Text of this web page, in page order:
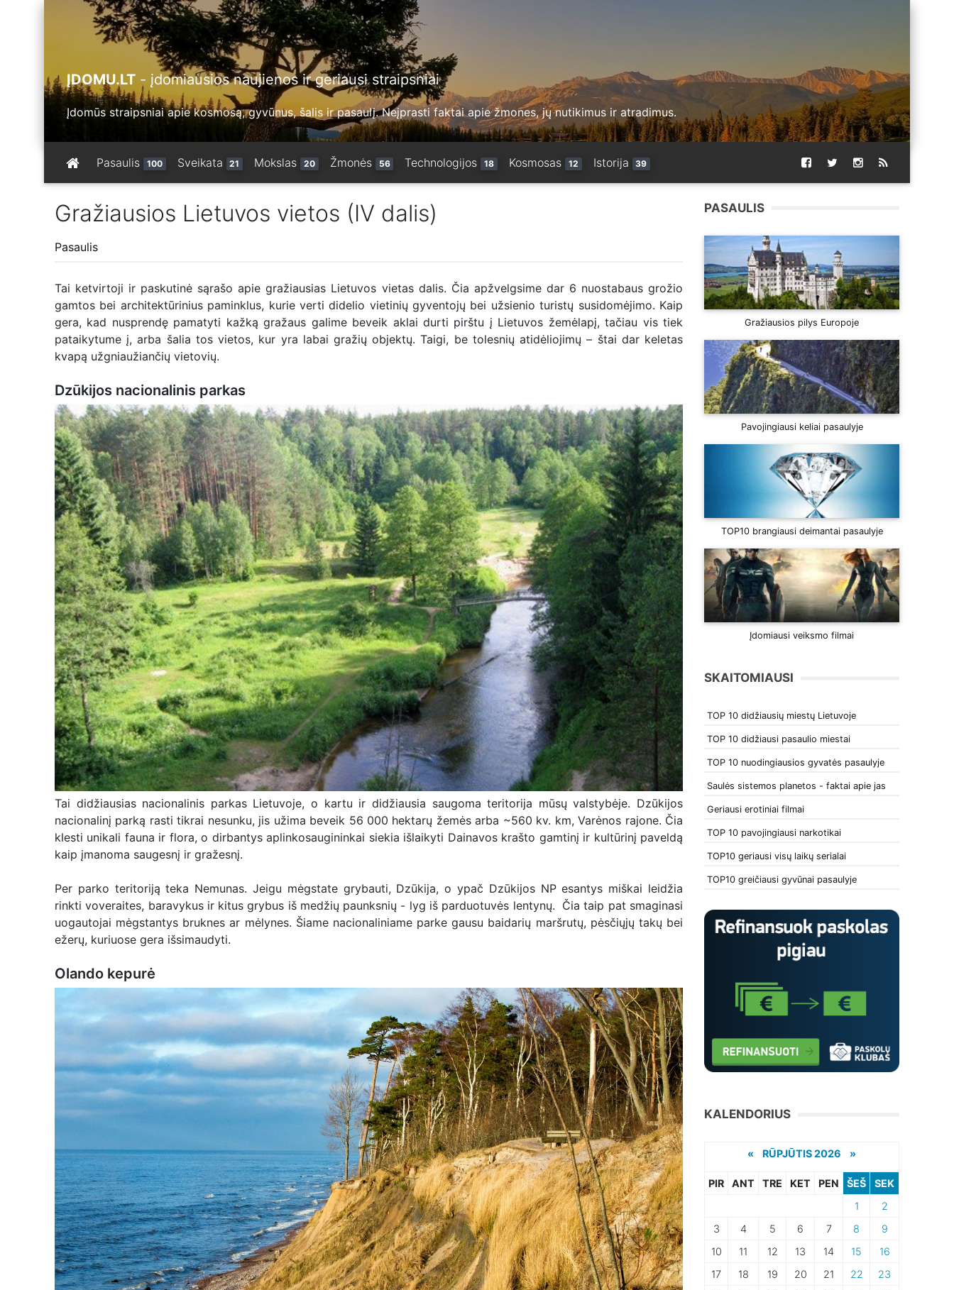
ĮDOMU.LT - įdomiausios naujienos ir geriausi straipsniai
Įdomūs straipsniai apie kosmosą, gyvūnus, šalis ir pasaulį. Neįprasti faktai apie žmones, jų nutikimus ir atradimus.
Pasaulis 100 Sveikata 21 Mokslas 20 Žmonės 56 Technologijos 18 Kosmosas 12 Istorija 39
Gražiausios Lietuvos vietos (IV dalis)
Pasaulis
Tai ketvirtoji ir paskutinė sąrašo apie gražiausias Lietuvos vietas dalis. Čia apžvelgsime dar 6 nuostabaus grožio
gamtos bei architektūrinius paminklus, kurie verti didelio vietinių gyventojų bei užsienio turistų susidomėjimo. Kaip
gera, kad nusprendę pamatyti kažką gražaus galime beveik aklai durti pirštu į Lietuvos žemėlapį, tačiau vis tiek
pataikytume į, arba šalia tos vietos, kur yra labai gražių objektų. Taigi, be tolesnių atidėliojimų – štai dar keletas
kvapą užgniaužiančių vietovių.
Dzūkijos nacionalinis parkas
Tai didžiausias nacionalinis parkas Lietuvoje, o kartu ir didžiausia saugoma teritorija mūsų valstybėje. Dzūkijos
nacionalinį parką rasti tikrai nesunku, jis užima beveik 56 000 hektarų žemės arba ~560 kv. km, Varėnos rajone. Čia
klesti unikali fauna ir flora, o dirbantys aplinkosaugininkai siekia išlaikyti Dainavos krašto gamtinį ir kultūrinį paveldą
kaip įmanoma saugesnį ir gražesnį.
Per parko teritoriją teka Nemunas. Jeigu mėgstate grybauti, Dzūkija, o ypač Dzūkijos NP esantys miškai leidžia
rinkti voveraites, baravykus ir kitus grybus iš medžių paunksnių - lyg iš parduotuvės lentynų. Čia taip pat smaginasi
uogautojai mėgstantys bruknes ar mėlynes. Šiame nacionaliniame parke gausu baidarių maršrutų, pėsčiųjų takų bei
ežerų, kuriuose gera išsimaudyti.
Olando kepurė
PASAULIS
Gražiausios pilys Europoje
Pavojingiausi keliai pasaulyje
TOP10 brangiausi deimantai pasaulyje
Įdomiausi veiksmo filmai
SKAITOMIAUSI
TOP 10 didžiausių miestų Lietuvoje
TOP 10 didžiausi pasaulio miestai
TOP 10 nuodingiausios gyvatės pasaulyje
Saulės sistemos planetos - faktai apie jas
Geriausi erotiniai filmai
TOP 10 pavojingiausi narkotikai
TOP10 geriausi visų laikų serialai
TOP10 greičiausi gyvūnai pasaulyje
KALENDORIUS
« RŪPJŪTIS 2026 »
PIR ANT TRE KET PEN ŠEŠ
SEK
1
2
3
4 5 6 7 8
9
10
11 12 13 14 15
16
17
18 19 20 21 22
23